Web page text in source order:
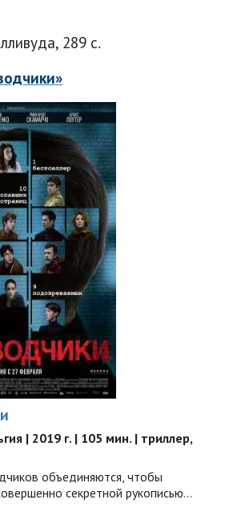
289 с.
| 2019 г. | 105 мин. | триллер,
объединяются, чтобы
секретной рукописью…